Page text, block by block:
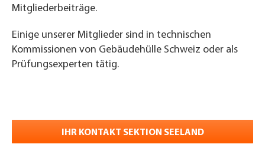
Mitgliederbeiträge.
Einige unserer Mitglieder sind in technischen
Kommissionen von Gebäudehülle Schweiz oder als
Prüfungsexperten tätig.
IHR KONTAKT SEKTION SEELAND